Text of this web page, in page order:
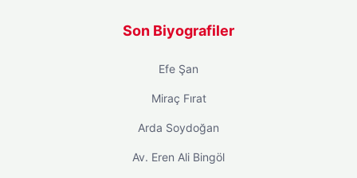
Son Biyografiler
Efe Şan
Miraç Fırat
Arda Soydoğan
Av. Eren Ali Bingöl